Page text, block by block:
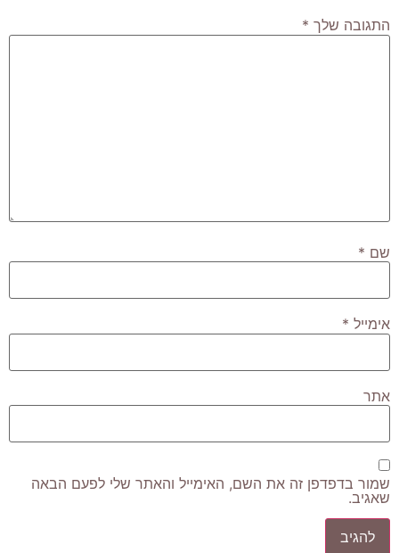
התגובה שלך *
שם *
אימייל *
אתר
שמור בדפדפן זה את השם, האימייל והאתר שלי לפעם הבאה
שאגיב.